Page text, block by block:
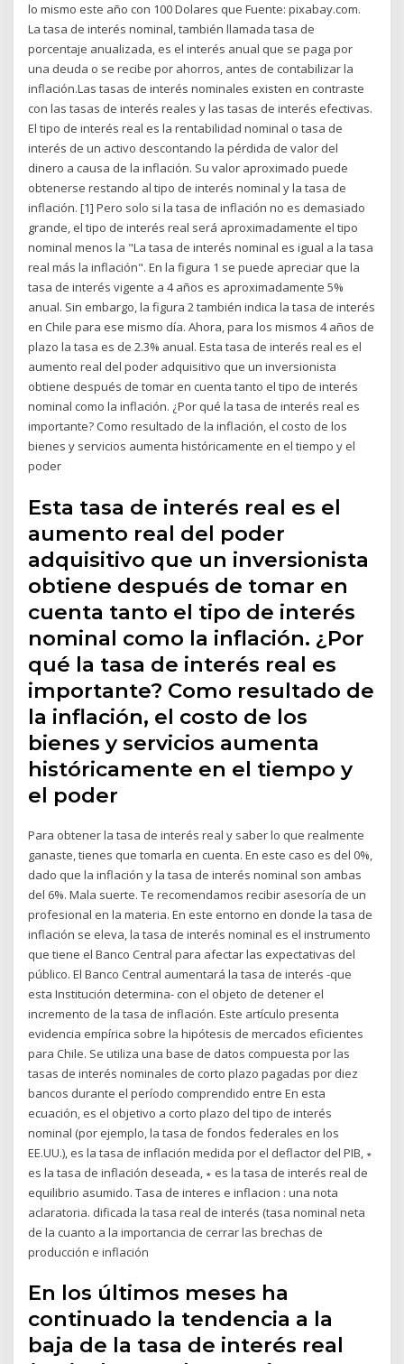
lo mismo este año con 100 Dolares que Fuente: pixabay.com.
La tasa de interés nominal, también llamada tasa de
porcentaje anualizada, es el interés anual que se paga por
una deuda o se recibe por ahorros, antes de contabilizar la
inflación.Las tasas de interés nominales existen en contraste
con las tasas de interés reales y las tasas de interés efectivas.
El tipo de interés real es la rentabilidad nominal o tasa de
interés de un activo descontando la pérdida de valor del
dinero a causa de la inflación. Su valor aproximado puede
obtenerse restando al tipo de interés nominal y la tasa de
inflación. [1] Pero solo si la tasa de inflación no es demasiado
grande, el tipo de interés real será aproximadamente el tipo
nominal menos la "La tasa de interés nominal es igual a la tasa
real más la inflación". En la figura 1 se puede apreciar que la
tasa de interés vigente a 4 años es aproximadamente 5%
anual. Sin embargo, la figura 2 también indica la tasa de interés
en Chile para ese mismo día. Ahora, para los mismos 4 años de
plazo la tasa es de 2.3% anual. Esta tasa de interés real es el
aumento real del poder adquisitivo que un inversionista
obtiene después de tomar en cuenta tanto el tipo de interés
nominal como la inflación. ¿Por qué la tasa de interés real es
importante? Como resultado de la inflación, el costo de los
bienes y servicios aumenta históricamente en el tiempo y el
poder
Esta tasa de interés real es el
aumento real del poder
adquisitivo que un inversionista
obtiene después de tomar en
cuenta tanto el tipo de interés
nominal como la inflación. ¿Por
qué la tasa de interés real es
importante? Como resultado de
la inflación, el costo de los
bienes y servicios aumenta
históricamente en el tiempo y
el poder
Para obtener la tasa de interés real y saber lo que realmente
ganaste, tienes que tomarla en cuenta. En este caso es del 0%,
dado que la inflación y la tasa de interés nominal son ambas
del 6%. Mala suerte. Te recomendamos recibir asesoría de un
profesional en la materia. En este entorno en donde la tasa de
inflación se eleva, la tasa de interés nominal es el instrumento
que tiene el Banco Central para afectar las expectativas del
público. El Banco Central aumentará la tasa de interés -que
esta Institución determina- con el objeto de detener el
incremento de la tasa de inflación. Este artículo presenta
evidencia empírica sobre la hipótesis de mercados eficientes
para Chile. Se utiliza una base de datos compuesta por las
tasas de interés nominales de corto plazo pagadas por diez
bancos durante el período comprendido entre En esta
ecuación, es el objetivo a corto plazo del tipo de interés
nominal (por ejemplo, la tasa de fondos federales en los
EE.UU.), es la tasa de inflación medida por el deflactor del PIB, ∗
es la tasa de inflación deseada, ∗ es la tasa de interés real de
equilibrio asumido. Tasa de interes e inflacion : una nota
aclaratoria. dificada la tasa real de interés (tasa nominal neta
de la cuanto a la importancia de cerrar las brechas de
producción e inflación
En los últimos meses ha
continuado la tendencia a la
baja de la tasa de interés real